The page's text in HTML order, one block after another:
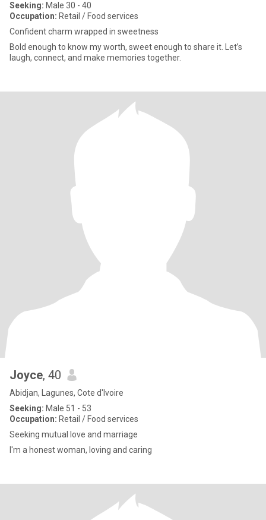
Seeking: Male 30 - 40
Occupation: Retail / Food services
Confident charm wrapped in sweetness
Bold enough to know my worth, sweet enough to share it. Let’s
laugh, connect, and make memories together.
Joyce, 40
Abidjan, Lagunes, Cote d'Ivoire
Seeking: Male 51 - 53
Occupation: Retail / Food services
Seeking mutual love and marriage
I'm a honest woman, loving and caring